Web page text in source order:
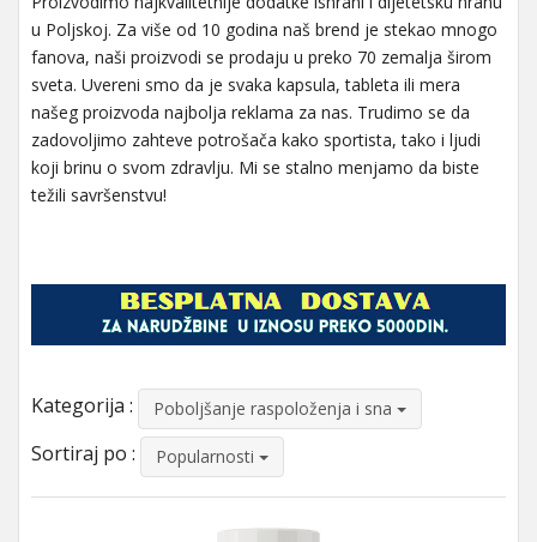
u Poljskoj. Za više od 10 godina naš brend je stekao mnogo
fanova, naši proizvodi se prodaju u preko 70 zemalja širom
sveta. Uvereni smo da je svaka kapsula, tableta ili mera
našeg proizvoda najbolja reklama za nas. Trudimo se da
zadovoljimo zahteve potrošača kako sportista, tako i ljudi
koji brinu o svom zdravlju. Mi se stalno menjamo da biste
težili savršenstvu!
Kategorija : Poboljšanje raspoloženja i sna
Sortiraj po : Popularnosti